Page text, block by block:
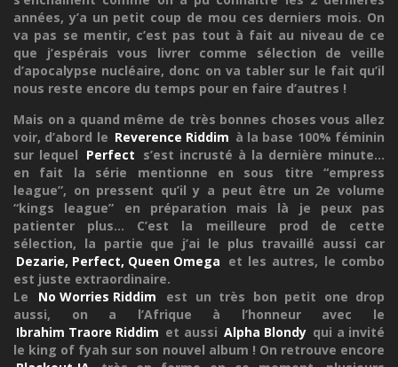
années, y’a un petit coup de mou ces derniers mois. On
va pas se mentir, c’est pas tout à fait au niveau de ce
que j’espérais vous livrer comme sélection de veille
d’apocalypse nucléaire, donc on va tabler sur le fait qu’il
nous reste encore du temps pour en faire d’autres !
Mais on a quand même de très bonnes choses vous allez
voir, d’abord le Reverence Riddim à la base 100% féminin
sur lequel Perfect s’est incrusté à la dernière minute...
en fait la série mentionne en sous titre “empress
league”, on pressent qu’il y a peut être un 2e volume
“kings league” en préparation mais là je peux pas
patienter plus... C’est la meilleure prod de cette
sélection, la partie que j’ai le plus travaillé aussi car
Dezarie, Perfect, Queen Omega et les autres, le combo
est juste extraordinaire.
Le
No Worries Riddim
est un très bon petit one drop
aussi, on a l’Afrique à l’honneur avec le
Ibrahim Traore Riddim et aussi Alpha Blondy qui a invité
le king of fyah sur son nouvel album ! On retrouve encore